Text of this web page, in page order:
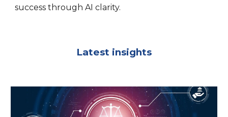
success through AI clarity.
Latest insights